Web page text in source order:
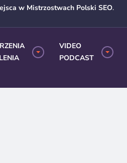
w Mistrzostwach Polski SEO.
VIDEO
PODCAST